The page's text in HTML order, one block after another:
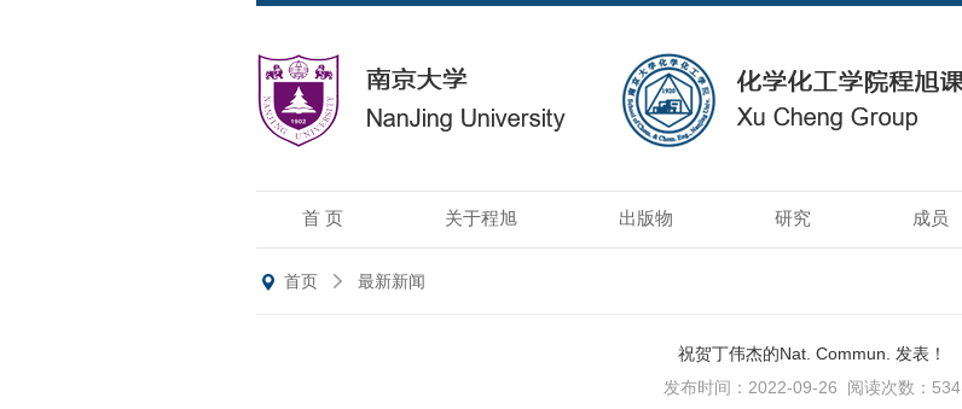
首 页 关于程旭 出版物 研究 成员
首页 最新新闻
祝贺丁伟杰的Nat. Commun. 发表！
发布时间：2022-09-26
阅读次数： 534